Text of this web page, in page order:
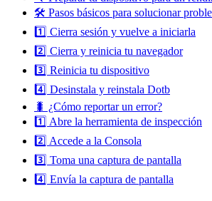
🛠️ Pasos básicos para solucionar
1️⃣ Cierra sesión y vuelve a iniciarla
2️⃣ Cierra y reinicia tu navegador
3️⃣ Reinicia tu dispositivo
4️⃣ Desinstala y reinstala Dotb
🐛 ¿Cómo reportar un error?
1️⃣ Abre la herramienta de inspección
2️⃣ Accede a la Consola
3️⃣ Toma una captura de pantalla
4️⃣ Envía la captura de pantalla